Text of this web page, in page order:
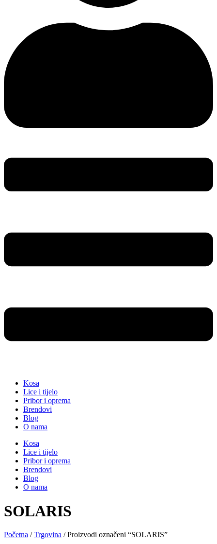
Kosa
Lice i tijelo
Pribor i oprema
Brendovi
Blog
O nama
Kosa
Lice i tijelo
Pribor i oprema
Brendovi
Blog
O nama
SOLARIS
Početna /Trgovina / Proizvodi označeni “SOLARIS”